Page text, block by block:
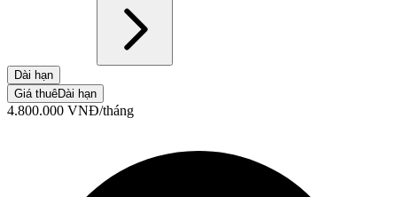
Dài hạn
Giá thuêDài hạn
4.800.000 VNĐ/tháng